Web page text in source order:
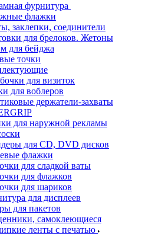
фурнитура
флажки
заклепки, соединители
для брелоков. Жетоны
для бейджа
точки
для визиток
для воблеров
держатели-захваты
для наружной рекламы
для CD, DVD дисков
флажки
для сладкой ваты
для флажков
для шариков
для дисплеев
для пакетов
самоклеющиеся
ленты с печатью